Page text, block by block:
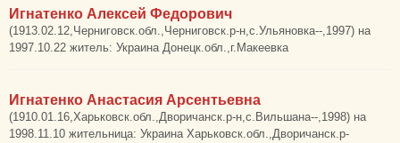
Игнатенко Алексей Федорович
(1913.02.12,Черниговск.обл.,Черниговск.р-н,с.Ульяновка--,1997) на
1997.10.22 житель: Украина Донецк.обл.,г.Макеевка
Игнатенко Анастасия Арсентьевна
(1910.01.16,Харьковск.обл.,Дворичанск.р-н,с.Вильшана--,1998) на
1998.11.10 жительница: Украина Харьковск.обл.,Дворичанск.р-